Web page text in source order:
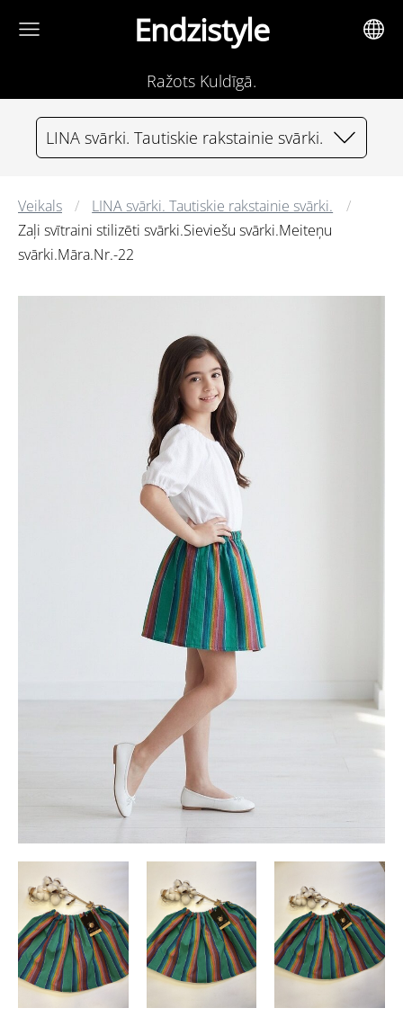
Endzistyle
Ražots Kuldīgā.
LINA svārki. Tautiskie rakstainie svārki.
Veikals
LINA svārki. Tautiskie rakstainie svārki.
Zaļi svītraini stilizēti svārki.Sieviešu svārki.Meiteņu
svārki.Māra.Nr.-22